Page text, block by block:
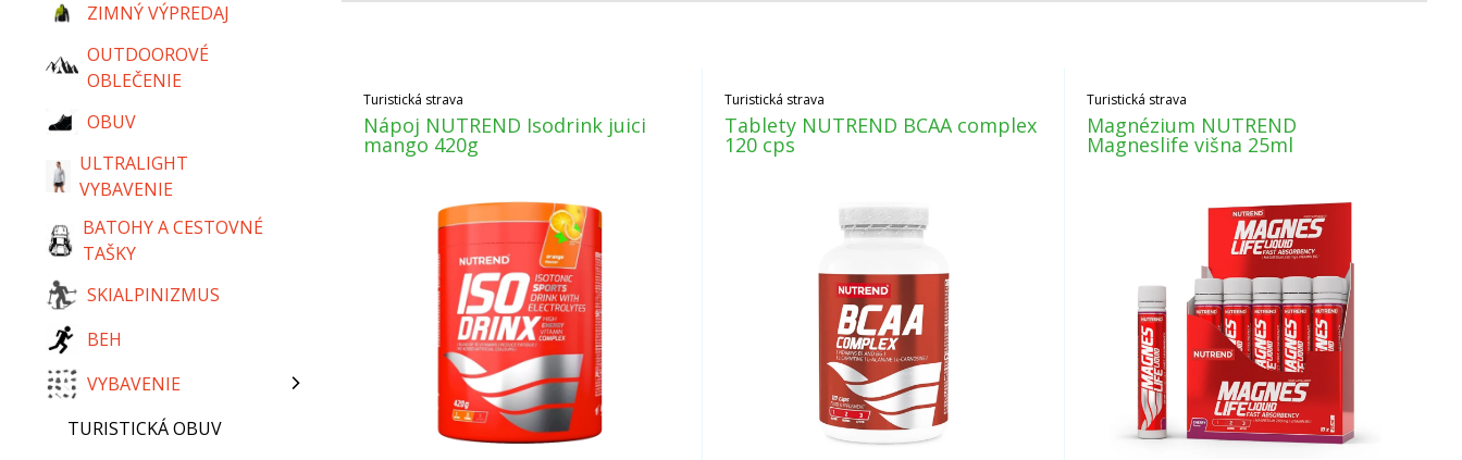
Turistická strava
Nápoj NUTREND Isodrink juici
mango 420g
Turistická strava
Tablety NUTREND BCAA complex
120 cps
Turistická strava
Magnézium NUTREND
Magneslife višna 25ml
ZIMNÝ VÝPREDAJ
OUTDOOROVÉ
OBLEČENIE
OBUV
ULTRALIGHT
VYBAVENIE
BATOHY A CESTOVNÉ
TAŠKY
SKIALPINIZMUS
BEH
VYBAVENIE
TURISTICKÁ OBUV